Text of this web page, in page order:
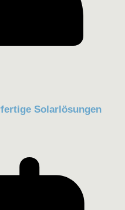
Solarlösungen